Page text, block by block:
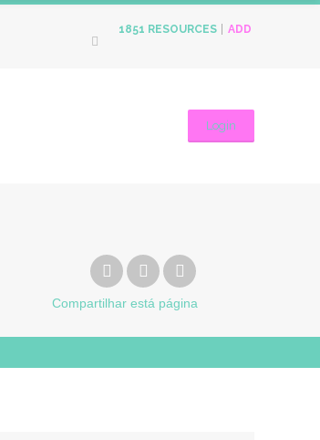
1851 RESOURCES ADD
Login
Compartilhar está página